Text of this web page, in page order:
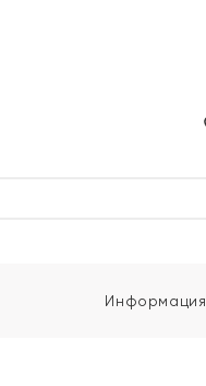
Информация